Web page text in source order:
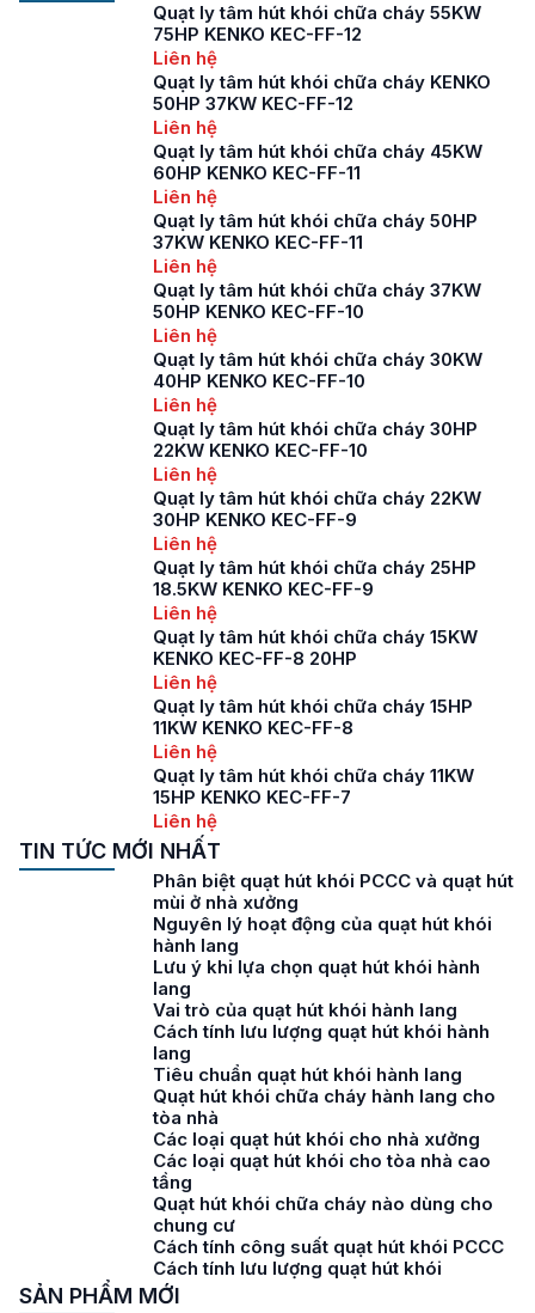
Quạt ly tâm hút khói chữa cháy 55KW
75HP KENKO KEC-FF-12
Liên hệ
Quạt ly tâm hút khói chữa cháy KENKO
50HP 37KW KEC-FF-12
Liên hệ
Quạt ly tâm hút khói chữa cháy 45KW
60HP KENKO KEC-FF-11
Liên hệ
Quạt ly tâm hút khói chữa cháy 50HP
37KW KENKO KEC-FF-11
Liên hệ
Quạt ly tâm hút khói chữa cháy 37KW
50HP KENKO KEC-FF-10
Liên hệ
Quạt ly tâm hút khói chữa cháy 30KW
40HP KENKO KEC-FF-10
Liên hệ
Quạt ly tâm hút khói chữa cháy 30HP
22KW KENKO KEC-FF-10
Liên hệ
Quạt ly tâm hút khói chữa cháy 22KW
30HP KENKO KEC-FF-9
Liên hệ
Quạt ly tâm hút khói chữa cháy 25HP
18.5KW KENKO KEC-FF-9
Liên hệ
Quạt ly tâm hút khói chữa cháy 15KW
KENKO KEC-FF-8 20HP
Liên hệ
Quạt ly tâm hút khói chữa cháy 15HP
11KW KENKO KEC-FF-8
Liên hệ
Quạt ly tâm hút khói chữa cháy 11KW
15HP KENKO KEC-FF-7
Liên hệ
TIN TỨC MỚI NHẤT
Phân biệt quạt hút khói PCCC và quạt hút
mùi ở nhà xưởng
Nguyên lý hoạt động của quạt hút khói
hành lang
Lưu ý khi lựa chọn quạt hút khói hành
lang
Vai trò của quạt hút khói hành lang
Cách tính lưu lượng quạt hút khói hành
lang
Tiêu chuẩn quạt hút khói hành lang
Quạt hút khói chữa cháy hành lang cho
tòa nhà
Các loại quạt hút khói cho nhà xưởng
Các loại quạt hút khói cho tòa nhà cao
tầng
Quạt hút khói chữa cháy nào dùng cho
chung cư
Cách tính công suất quạt hút khói PCCC
Cách tính lưu lượng quạt hút khói
SẢN PHẨM MỚI